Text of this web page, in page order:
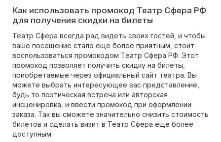
Как использовать промокод Театр Сфера РФ
для получения скидки на билеты
Театр Сфера всегда рад видеть своих гостей, и чтобы
ваше посещение стало еще более приятным, стоит
воспользоваться промокодом Театр Сфера РФ. Этот
промокод позволяет получить скидку на билеты,
приобретаемые через официальный сайт театра. Вы
можете выбрать интересующее вас представление,
будь то поэтическая встреча или авторская
инсценировка, и ввести промокод при оформлении
заказа. Так вы сможете значительно снизить стоимость
билетов и сделать визит в Театр Сфера еще более
доступным.